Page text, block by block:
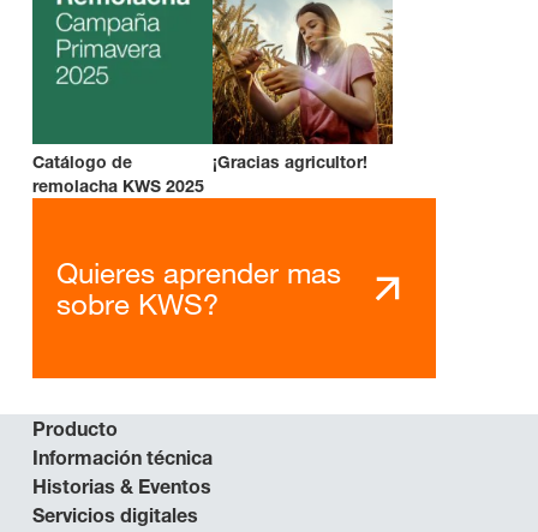
Catálogo de
remolacha KWS 2025
¡Gracias agricultor!
Quieres aprender mas
sobre KWS?
Producto
Información técnica
Historias & Eventos
Servicios digitales